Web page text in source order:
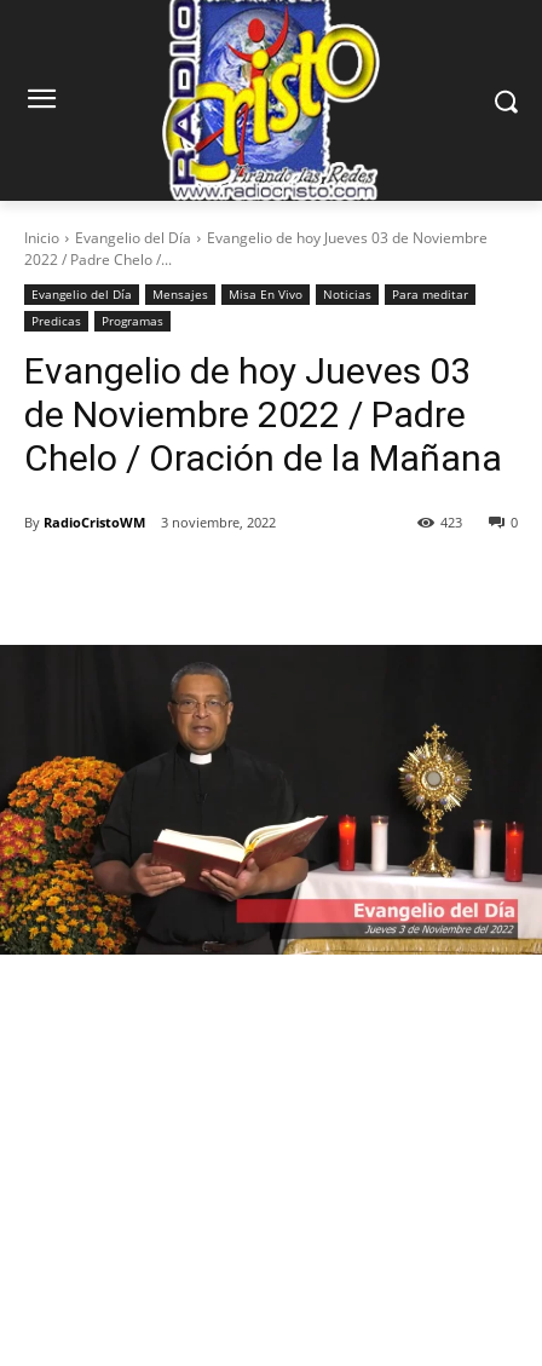
Inicio Evangelio del Día
Evangelio de hoy Jueves 03 de Noviembre
2022 / Padre Chelo /...
Evangelio del Día Mensajes Misa En Vivo Noticias
Para meditar
Predicas
Programas
Evangelio de hoy Jueves 03
de Noviembre 2022 / Padre
Chelo / Oración de la Mañana
By RadioCristoWM 3 noviembre, 2022 0
423